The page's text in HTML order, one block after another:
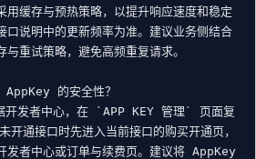
用缓存与预热策略，以提升响应速度和稳定
口说明中的更新频率为准。建议业务侧结合
重试策略，避免高频重复请求。
的安全性？
开发者中心，在 `APP KEY 管理` 页面复
通接口时先进入当前接口的购买开通页，
发者中心或订单与续费页。建议将 AppKey